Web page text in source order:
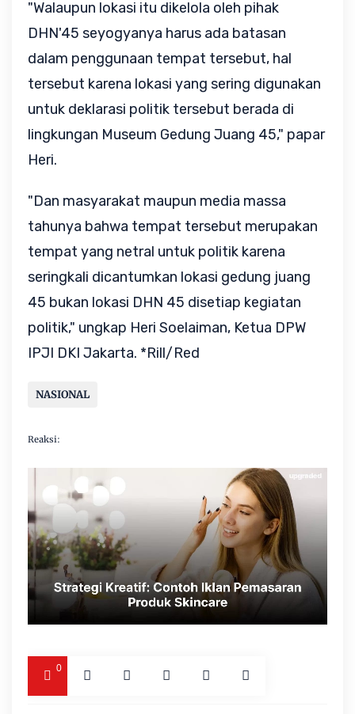
"Walaupun lokasi itu dikelola oleh pihak
DHN'45 seyogyanya harus ada batasan
dalam penggunaan tempat tersebut, hal
tersebut karena lokasi yang sering digunakan
untuk deklarasi politik tersebut berada di
lingkungan Museum Gedung Juang 45," papar
Heri.
"Dan masyarakat maupun media massa
tahunya bahwa tempat tersebut merupakan
tempat yang netral untuk politik karena
seringkali dicantumkan lokasi gedung juang
45 bukan lokasi DHN 45 disetiap kegiatan
politik," ungkap Heri Soelaiman, Ketua DPW
IPJI DKI Jakarta. *Rill/Red
NASIONAL
Reaksi:
0